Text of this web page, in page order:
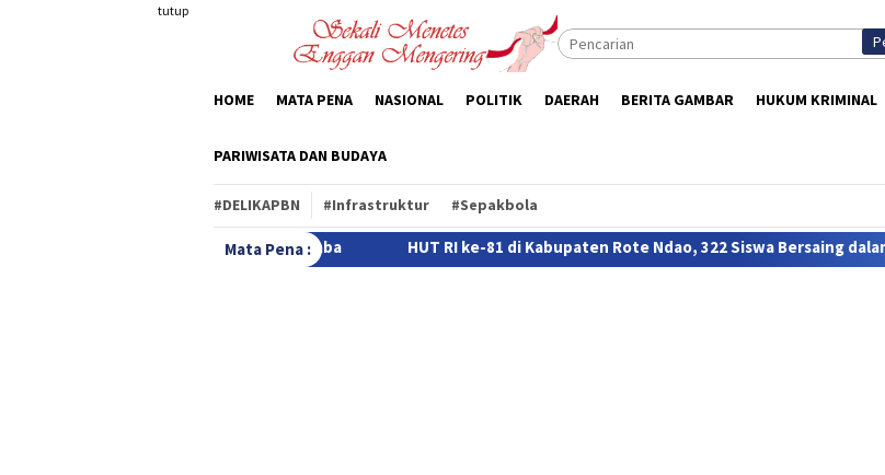
tutup
HOME MATA PENA NASIONAL POLITIK DAERAH BERITA GAMBAR HUKUM KRIMINAL
PARIWISATA DAN BUDAYA
#DELIKAPBN #Infrastruktur #Sepakbola
Mata Pena :HUT RI ke-81 di Kabupaten Rote Ndao, 322 Siswa Bersaing dalam Lomba FTBI